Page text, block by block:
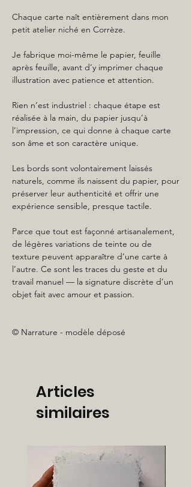
Chaque carte naît entièrement dans mon
petit atelier niché en Corrèze.
Je fabrique moi-même le papier, feuille
après feuille, avant d’y imprimer chaque
illustration avec patience et attention.
Rien n’est industriel : chaque étape est
réalisée à la main, du papier jusqu’à
l’impression, ce qui donne à chaque carte
son âme et son caractère unique.
Les bords sont volontairement laissés
naturels, comme ils naissent du papier, pour
préserver leur authenticité et offrir une
expérience sensible, presque tactile.
Parce que tout est façonné artisanalement,
de légères variations de teinte ou de
texture peuvent apparaître d’une carte à
l’autre. Ce sont les traces du geste et du
travail manuel — la signature discrète d’un
objet fait avec amour et passion.
© Narrature - modèle déposé
Articles
similaires